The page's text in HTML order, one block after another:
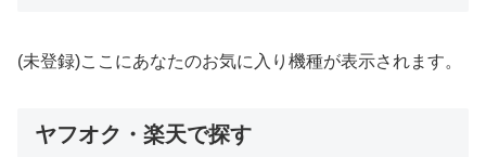
(未登録)ここにあなたのお気に入り機種が表示されます。
ヤフオク・楽天で探す